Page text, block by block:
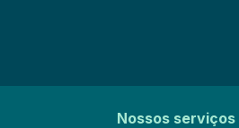
Nossos serviços